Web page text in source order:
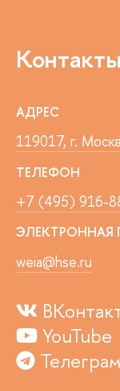
Контакты
АДРЕС
119017, г.
ТЕЛЕФОН
+7 (495) 916-
ЭЛЕКТРОННАЯ
weia@hse.ru
YouTube
Телеграм